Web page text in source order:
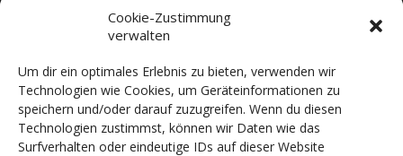
Cookie-Zustimmung
verwalten
Um dir ein optimales Erlebnis zu bieten, verwenden wir
Technologien wie Cookies, um Geräteinformationen zu
speichern und/oder darauf zuzugreifen. Wenn du diesen
Technologien zustimmst, können wir Daten wie das
Surfverhalten oder eindeutige IDs auf dieser Website
Download
Mitglied werden
ACADEMY
VIDEOTHEK
NEWS